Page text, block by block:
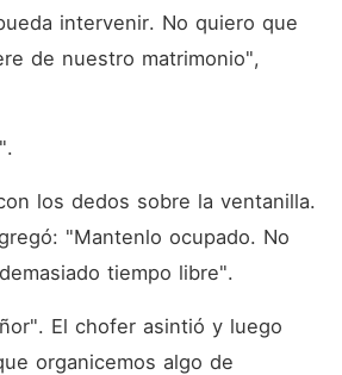
intervenir. No quiero que
de nuestro matrimonio",
los dedos sobre la ventanilla.
"Mantenlo ocupado. No
tiempo libre".
El chofer asintió y luego
organicemos algo de